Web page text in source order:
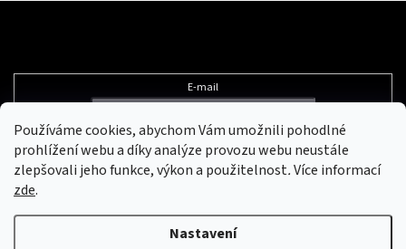
Používáme cookies, abychom Vám umožnili pohodlné
prohlížení webu a díky analýze provozu webu neustále
zlepšovali jeho funkce, výkon a použitelnost.Více informací
zde.
Nastavení
E-mail
Vložením e-mailu souhlasíte s podmínkami ochrany osobních údajů
Vytvořil Shoptet &